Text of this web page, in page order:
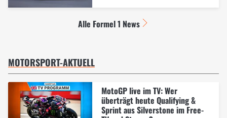
Alle Formel 1 News
MOTORSPORT-AKTUELL
MotoGP live im TV: Wer
überträgt heute Qualifying &
Sprint aus Silverstone im Free-